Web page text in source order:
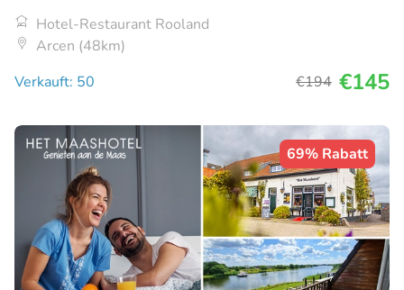
Hotel-Restaurant Rooland
Arcen (48km)
Verkauft: 50
€194 €145
69% Rabatt